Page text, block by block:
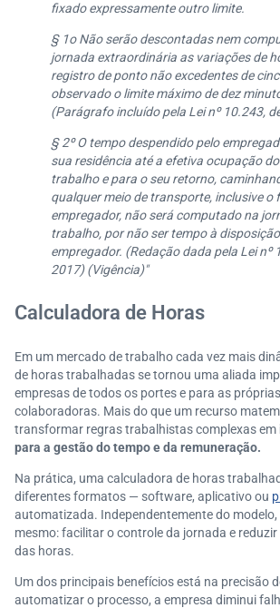
fixado expressamente outro limite.
§ 1o Não serão descontadas nem
jornada extraordinária as variações de
registro de ponto não excedentes de
observado o limite máximo de dez
(Parágrafo incluído pela Lei nº 10.243,
§ 2º O tempo despendido pelo
sua residência até a efetiva ocupação
trabalho e para o seu retorno,
qualquer meio de transporte, inclusive o
empregador, não será computado na
trabalho, por não ser tempo à
empregador. (Redação dada pela Lei nº
2017) (Vigência)"
Calculadora de Horas
Em um mercado de trabalho cada vez mais
de horas trabalhadas se tornou uma aliada
empresas de todos os portes e para as
colaboradoras. Mais do que um recurso
transformar regras trabalhistas complexas em
para a gestão do tempo e da remuneração.
Na prática, uma calculadora de horas
diferentes formatos — software, aplicativo ou
automatizada. Independentemente do modelo,
mesmo: facilitar o controle da jornada e
das horas.
Um dos principais benefícios está na precisão
automatizar o processo, a empresa diminui